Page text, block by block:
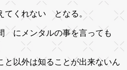
てくれない となる。
にメンタルの事を言っても
と以外は知ることが出来ないん